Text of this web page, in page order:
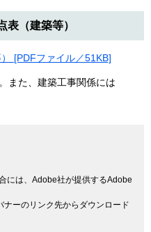
（建築等）
[PDFファイル／51KB]
また、建築工事関係には
には、Adobe社が提供するAdobe
ーのリンク先からダウンロード